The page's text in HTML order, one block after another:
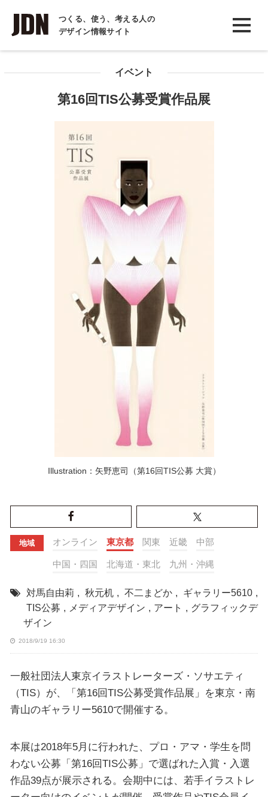
つくる、使う、考える人の
デザイン情報サイト
INTERVIEW
インタビュー
イベント
第16回TIS公募受賞作品展
Illustration：矢野恵司（第16回TIS公募 大賞）
地域 オンライン 東京都 関東 近畿 中部
中国・四国 北海道・東北 九州・沖縄
対馬自由莉 , 秋元机 , 不二まどか , ギャラリー5610 ,
TIS公募 , メディアデザイン , アート , グラフィックデ
ザイン
2018/9/19 16:30
一般社団法人東京イラストレーターズ・ソサエティ
（TIS）が、「第16回TIS公募受賞作品展」を東京・南
青山のギャラリー5610で開催する。
本展は2018年5月に行われた、プロ・アマ・学生を問
わない公募「第16回TIS公募」で選ばれた入賞・入選
作品39点が展示される。会期中には、若手イラストレ